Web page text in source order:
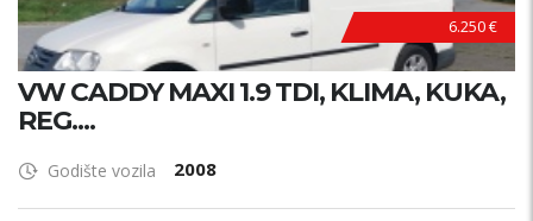
6.250 €
VW CADDY MAXI 1.9 TDI, KLIMA, KUKA,
REG....
Godište vozila 2008